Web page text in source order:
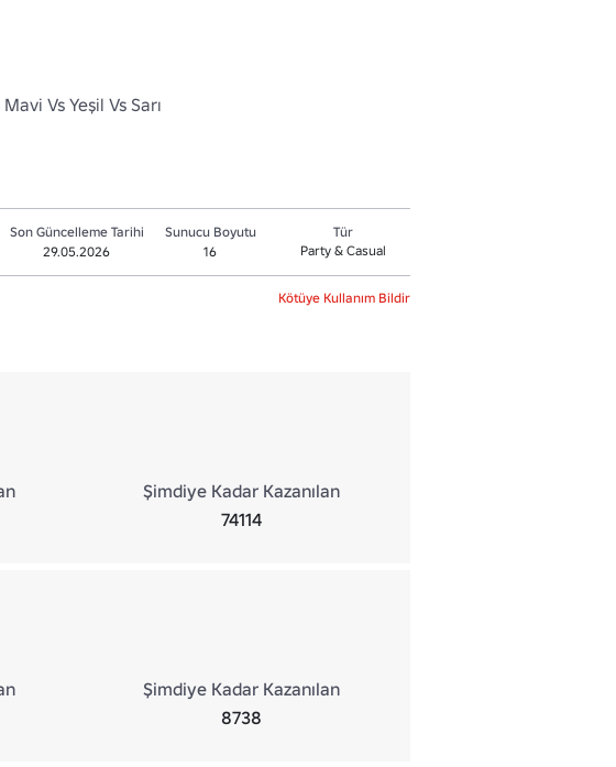
Vs Yeşil Vs Sarı
Son Güncelleme Tarihi
29.05.2026
Sunucu Boyutu
16
Tür
Party & Casual
Kötüye Kullanım Bildir
Şimdiye Kadar Kazanılan
74114
Şimdiye Kadar Kazanılan
8738